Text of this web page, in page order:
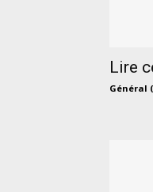
Lire
Général